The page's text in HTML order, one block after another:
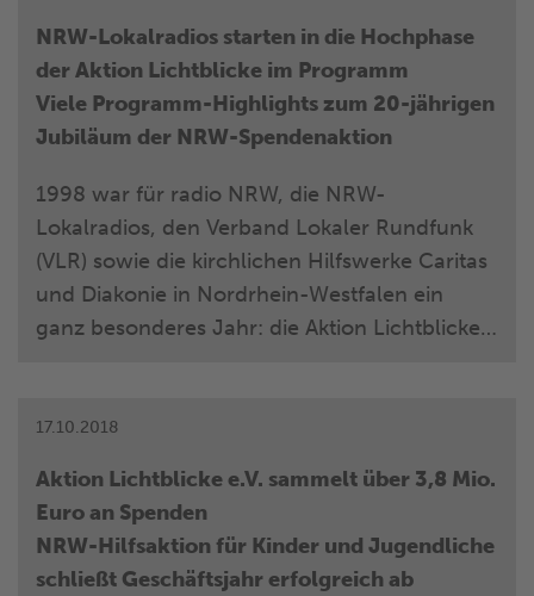
Norbert Dickel und Singer und Songwriter
Joris. Das Interview fand gestern Abend im
NRW-Landtag statt. Hier einige Auszüge aus
dem Interview:
NRW-Lokalradios starten in die Hochphase
der Aktion Lichtblicke im Programm
Viele Programm-Highlights zum 20-jährigen
Jubiläum der NRW-Spendenaktion
1998 war für radio NRW, die NRW-
Lokalradios, den Verband Lokaler Rundfunk
(VLR) sowie die kirchlichen Hilfswerke Caritas
und Diakonie in Nordrhein-Westfalen ein
ganz besonderes Jahr: die Aktion Lichtblicke
und Familien aus NRW und hilft in Notlagen
17.10.2018
Aktion Lichtblicke e.V. sammelt über 3,8 Mio.
Euro an Spenden
NRW-Hilfsaktion für Kinder und Jugendliche
schließt Geschäftsjahr erfolgreich ab